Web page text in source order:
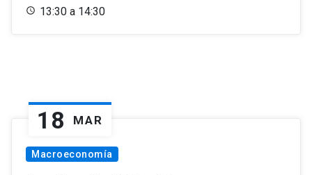
13:30 a 14:30
18 MAR
Macroeconomía